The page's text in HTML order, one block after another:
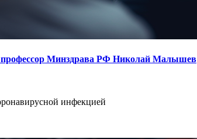
профессор Минздрава РФ Николай Малышев
инфекцией